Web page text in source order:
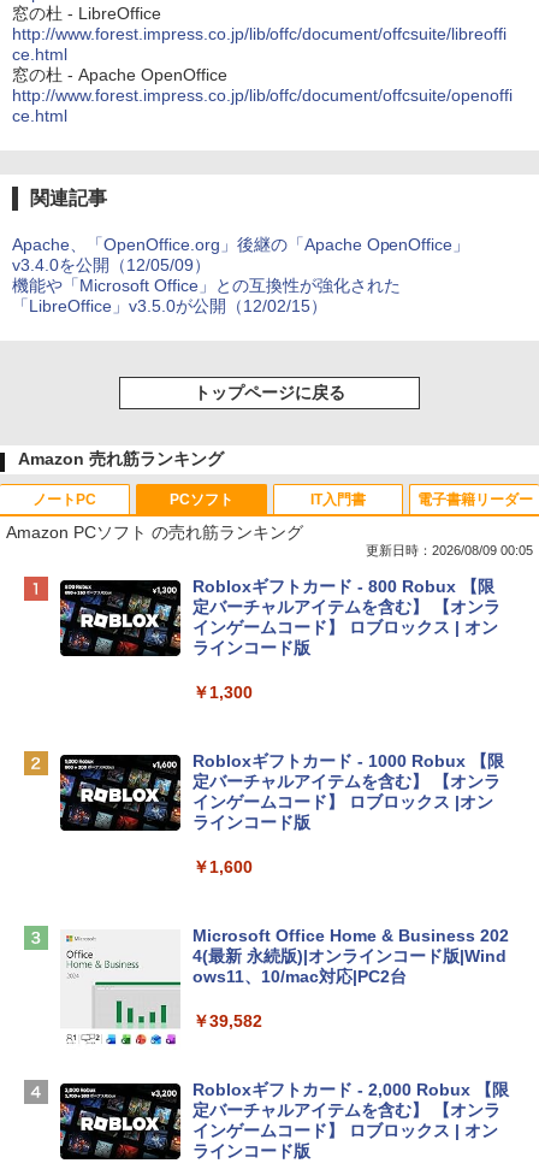
窓の杜 - LibreOffice
http://www.forest.impress.co.jp/lib/offc/document/offcsuite/libreoffi
ce.html
窓の杜 - Apache OpenOffice
http://www.forest.impress.co.jp/lib/offc/document/offcsuite/openoffi
ce.html
関連記事
Apache、「OpenOffice.org」後継の「Apache OpenOffice」
v3.4.0を公開（12/05/09）
機能や「Microsoft Office」との互換性が強化された
「LibreOffice」v3.5.0が公開（12/02/15）
トップページに戻る
Amazon 売れ筋ランキング
ノートPC
Apple 2026 MacBook Neo A18 Proチッ
プ搭載13インチノートブック：AIとAppl
e Intelligenceのために設計、Liquid Ret
inaディスプレイ、8GBユニファイドメモ
eTime HDカメラ、Touch ID - インディ
￥137,800
tomtoc 360°保護 15.6 16インチ パソコ
book Lenovo対応
Apple 2026 MacBook Air M5チップ搭載
igence、13.6インチLiquid Retinaディ
レームカメラ、日本語キーボード、Touc
h ID - ミッドナイト
￥224,800
PCソフト
Amazon PCソフト の売れ筋ランキング
更新日時：2026/08/09 00:05
Robloxギフトカード - 800 Robux 【限
定バーチャルアイテムを含む】 【オンラ
インゲームコード】 ロブロックス | オン
ラインコード版
￥1,300
Robloxギフトカード - 1000 Robux 【限
定バーチャルアイテムを含む】 【オンラ
インゲームコード】 ロブロックス |オン
ラインコード版
￥1,600
Microsoft Office Home & Business 202
4(最新 永続版)|オンラインコード版|Wind
ows11、10/mac対応|PC2台
￥39,582
Robloxギフトカード - 2,000 Robux 【限
定バーチャルアイテムを含む】 【オンラ
インゲームコード】 ロブロックス | オン
ラインコード版
IT入門書 電子書籍リーダー